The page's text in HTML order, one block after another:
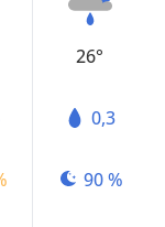
26°
0,3
90 %